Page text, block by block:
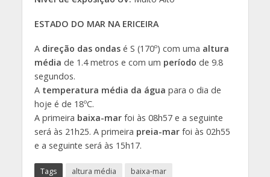
ESTADO DO MAR NA ERICEIRA
A direção das ondasé S (170º) com uma altura
média de 1.4 metros e com um período de 9.8
segundos.
A temperatura média da água para o dia de
hoje é de 18ºC.
A primeira baixa-marfoi às 08h57 e a seguinte
será às 21h25. A primeira preia-marfoi às 02h55
e a seguinte será às 15h17.
Tags altura média
baixa-mar